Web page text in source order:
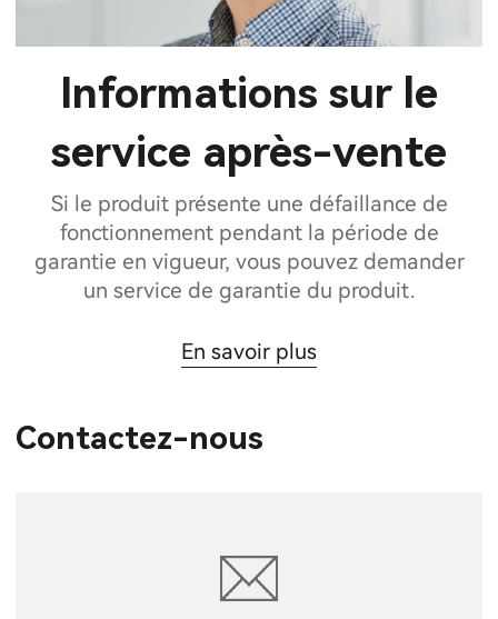
Informations sur le
service après-vente
Si le produit présente une défaillance de
fonctionnement pendant la période de
garantie en vigueur, vous pouvez demander
un service de garantie du produit.
En savoir plus
Contactez-nous